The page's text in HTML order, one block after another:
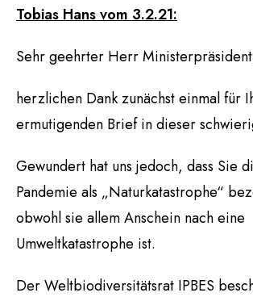
Tobias Hans vom 3.2.21:
Sehr geehrter Herr
herzlichen Dank zunächst einmal für
ermutigenden Brief in dieser
Gewundert hat uns jedoch, dass Sie
Pandemie als „Naturkatastrophe“
obwohl sie allem Anschein nach eine
Umweltkatastrophe ist.
Der Weltbiodiversitätsrat IPBES